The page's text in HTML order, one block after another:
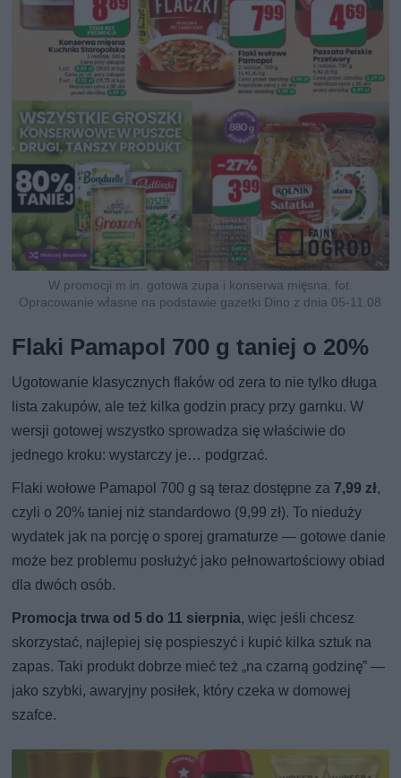
W promocji m.in. gotowa zupa i konserwa mięsna, fot.
Opracowanie własne na podstawie gazetki Dino z dnia 05-11.08
Flaki Pamapol 700 g taniej o 20%
Ugotowanie klasycznych flaków od zera to nie tylko długa
lista zakupów, ale też kilka godzin pracy przy garnku. W
wersji gotowej wszystko sprowadza się właściwie do
jednego kroku: wystarczy je… podgrzać.
Flaki wołowe Pamapol 700 g są teraz dostępne za 7,99 zł,
czyli o 20% taniej niż standardowo (9,99 zł). To nieduży
wydatek jak na porcję o sporej gramaturze — gotowe danie
może bez problemu posłużyć jako pełnowartościowy obiad
dla dwóch osób.
Promocja trwa od 5 do 11 sierpnia, więc jeśli chcesz
skorzystać, najlepiej się pospieszyć i kupić kilka sztuk na
zapas. Taki produkt dobrze mieć też „na czarną godzinę” —
jako szybki, awaryjny posiłek, który czeka w domowej
szafce.